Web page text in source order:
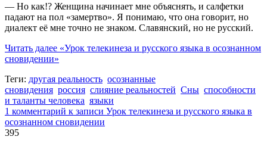
— Но как!? Женщина начинает мне объяснять, и салфетки
падают на пол «замертво». Я понимаю, что она говорит, но
диалект её мне точно не знаком. Славянский, но не русский.
Читать далее «Урок телекинеза и русского языка в осознанном
сновидении»
Теги: другая реальность осознанные
сновидения россия слияние реальностей Сны способности
и таланты человека языки
1 комментарий к записи Урок телекинеза и русского языка в
осознанном сновидении
395